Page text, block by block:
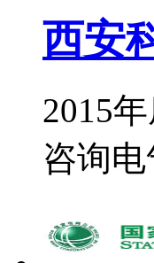
西安
2015
咨询